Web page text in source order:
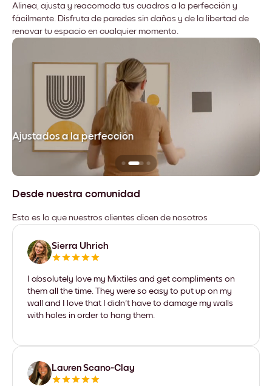
Alinea, ajusta y reacomoda tus cuadros a la perfección y
fácilmente. Disfruta de paredes sin daños y de la libertad de
renovar tu espacio en cualquier momento.
Ajustados a la perfección
Desde nuestra comunidad
Esto es lo que nuestros clientes dicen de nosotros
Sierra Uhrich
I absolutely love my Mixtiles and get compliments on
them all the time. They were so easy to put up on my
wall and I love that I didn't have to damage my walls
with holes in order to hang them.
Lauren Scano-Clay